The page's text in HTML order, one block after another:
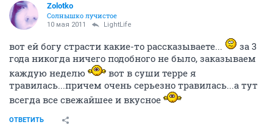
Zolotko
Солнышко лучистое
10 мая 2011 LightLife
вот ей богу страсти какие-то рассказываете...
за 3
года никогда ничего подобного не было, заказываем
каждую неделю
вот в суши терре я
травилась...причем очень серьезно травилась...а тут
всегда все свежайшее и вкусное
ОТВЕТИТЬ